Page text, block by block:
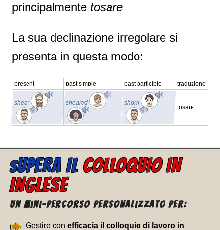
principalmente tosare
La sua declinazione irregolare si
presenta in questa modo:
present past simple past participle traduzione
shear sheared shorn
tosare
SUPERA IL COLLOQUIO IN
INGLESE
Un Mini-percorso personalizzato per:
Gestire con efficacia il colloquio di lavoro in